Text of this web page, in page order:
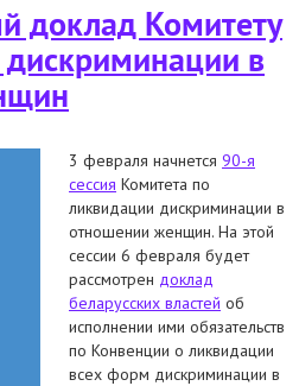
доклад Комитету
в
3 февраля начнется 90-я
сессия Комитета по
ликвидации дискриминации в
отношении женщин. На этой
сессии 6 февраля будет
рассмотрен доклад
беларусских властей об
исполнении ими обязательств
по Конвенции о ликвидации
всех форм дискриминации в